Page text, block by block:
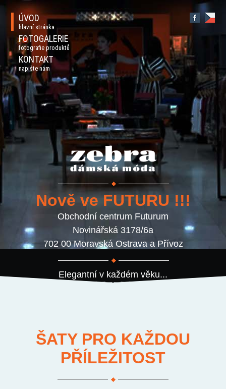
ÚVOD
hlavní stránka
FOTOGALERIE
fotografie produktů
KONTAKT
napište nám
Nově ve FUTURU !!!
Obchodní centrum Futurum
Novinářská 3178/6a
702 00 Moravská Ostrava a Přívoz
Elegantní v každém věku...
ŠATY PRO KAŽDOU
PŘÍLEŽITOST